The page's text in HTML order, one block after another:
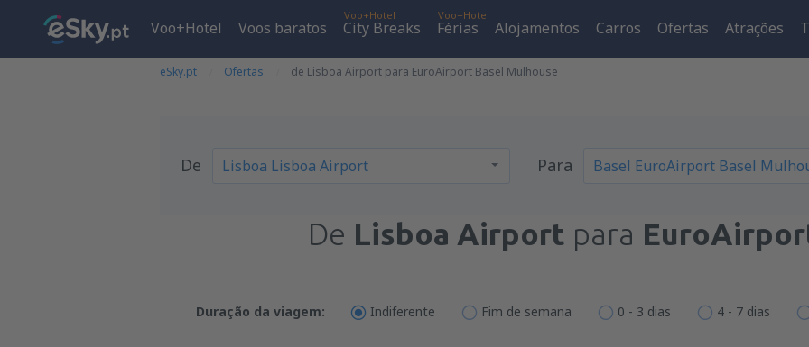
Voo+Hotel Voos baratos
Voo+Hotel
City Breaks
Voo+Hotel
Férias Alojamentos Carros Ofertas Atrações
eSky.pt Ofertas de Lisboa Airport para EuroAirport Basel Mulhouse
De Para
De Lisboa Airport para
Duração da viagem: Indiferente Fim de semana 0 - 3 dias 4 - 7 dias